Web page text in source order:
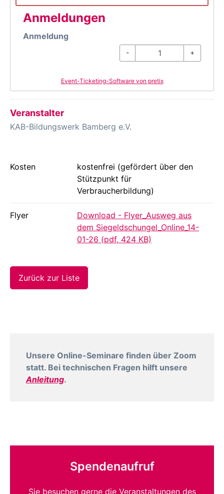
Anmeldungen
Anmeldung
- +
Event-Ticketing-Software von pretix
Veranstalter
KAB-Bildungswerk Bamberg e.V.
Kosten
kostenfrei (gefördert über den
Stützpunkt für
Verbraucherbildung)
Flyer
Download - Flyer_Ausweg aus
dem Siegeldschungel_Online_14-
01-26 (pdf, 424 KB)
Zurück zur Liste
Unsere Online-Seminare finden über Zoom
statt. Bei technischen Fragen hilft unsere
Anleitung.
Spendenaufruf
Sie besuchen gerne die Veranstaltungen des